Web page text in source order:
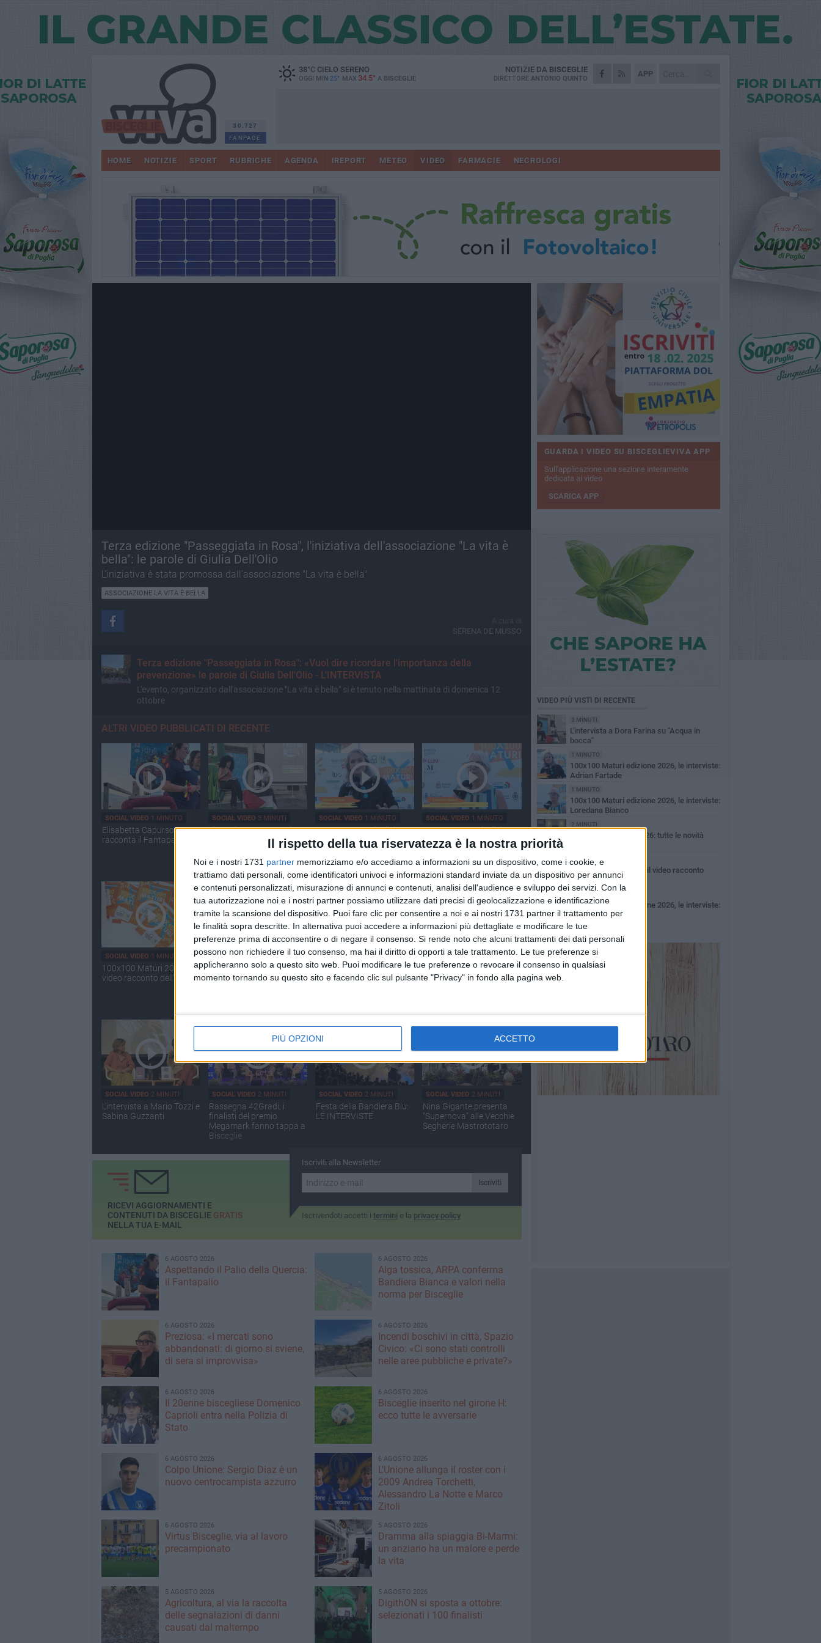
Il rispetto della tua riservatezza è la nostra priorità
Noi e i nostri 1731 partner memorizziamo e/o accediamo a informazioni su un dispositivo, come i cookie, e
trattiamo dati personali, come identificatori univoci e informazioni standard inviate da un dispositivo per annunci
e contenuti personalizzati, misurazione di annunci e contenuti, analisi dell'audience e sviluppo dei servizi. Con la
tua autorizzazione noi e i nostri partner possiamo utilizzare dati precisi di geolocalizzazione e identificazione
tramite la scansione del dispositivo. Puoi fare clic per consentire a noi e ai nostri 1731 partner il trattamento per
le finalità sopra descritte. In alternativa puoi accedere a informazioni più dettagliate e modificare le tue
preferenze prima di acconsentire o di negare il consenso. Si rende noto che alcuni trattamenti dei dati personali
possono non richiedere il tuo consenso, ma hai il diritto di opporti a tale trattamento. Le tue preferenze si
applicheranno solo a questo sito web. Puoi modificare le tue preferenze o revocare il consenso in qualsiasi
momento tornando su questo sito e facendo clic sul pulsante "Privacy" in fondo alla pagina web.
PIÙ OPZIONI ACCETTO
30.727
FANPAGE
38°CCIELO SERENO
OGGI MIN 25° MAX 34.5° A BISCEGLIE
APP
NOTIZIE DA BISCEGLIE
DIRETTORE ANTONIO QUINTO
HOME NOTIZIE SPORT RUBRICHE AGENDA IREPORT METEO VIDEO FARMACIE NECROLOGI
Terza edizione "Passeggiata in Rosa", l'iniziativa dell'associazione "La vita è
bella": le parole di Giulia Dell'Olio
L'iniziativa è stata promossa dall'associazione "La vita è bella"
ASSOCIAZIONE LA VITA È BELLA
SERENA DE MUSSO
Terza edizione "Passeggiata in Rosa": «Vuol dire ricordare l'importanza della
prevenzione» le parole di Giulia Dell'Olio - L'INTERVISTA
L'evento, organizzato dall'associazione "La vita è bella" si è tenuto nella mattinata di domenica 12
ottobre
ALTRI VIDEO PUBBLICATI DI RECENTE
SOCIAL VIDEO 1 MINUTO
Elisabetta Capurso
racconta il Fantapalio
SOCIAL VIDEO 3 MINUTI
L'intervista a Dora Farina
su "Acqua in bocca"
SOCIAL VIDEO 1 MINUTO
100x100 Maturi edizione
2026, le interviste: Adrian
Fartade
SOCIAL VIDEO 1 MINUTO
100x100 Maturi edizione
2026, le interviste:
Loredana Bianco
SOCIAL VIDEO 1 MINUTO
100x100 Maturi 2026: il
video racconto dell'evento
SOCIAL VIDEO49 SECONDI
100x100 Maturi edizione
2026, le interviste:
SOCIAL VIDEO 2 MINUTI
Palio della Quercia 2026:
tutte le novità
SOCIAL VIDEO 2 MINUTI
L'intervista a Stefano
Vicari ed Enrico Galiano
SOCIAL VIDEO 2 MINUTI
L'intervista a Mario Tozzi e
Sabina Guzzanti
SOCIAL VIDEO 2 MINUTI
Rassegna 42Gradi, i
finalisti del premio
Megamark fanno tappa a
Bisceglie
SOCIAL VIDEO 2 MINUTI
Festa della Bandiera Blu:
LE INTERVISTE
SOCIAL VIDEO 2 MINUTI
Nina Gigante presenta
"Supernova" alle Vecchie
Segherie Mastrototaro
Iscriviti alla Newsletter
Iscriviti
Iscrivendoti accetti i termini e la privacy policy
RICEVI AGGIORNAMENTI E
CONTENUTI DA BISCEGLIE GRATIS
NELLA TUA E-MAIL
6 AGOSTO 2026
Aspettando il Palio della Quercia:
il Fantapalio
6 AGOSTO 2026
Alga tossica, ARPA conferma
Bandiera Bianca e valori nella
norma per Bisceglie
6 AGOSTO 2026
Preziosa: «I mercati sono
abbandonati: di giorno si sviene,
di sera si improvvisa»
6 AGOSTO 2026
Incendi boschivi in città, Spazio
Civico: «Ci sono stati controlli
nelle aree pubbliche e private?»
6 AGOSTO 2026
Il 20enne biscegliese Domenico
Caprioli entra nella Polizia di
Stato
6 AGOSTO 2026
Bisceglie inserito nel girone H:
ecco tutte le avversarie
6 AGOSTO 2026
Colpo Unione: Sergio Diaz è un
nuovo centrocampista azzurro
6 AGOSTO 2026
L'Unione allunga il roster con i
2009 Andrea Torchetti,
Alessandro La Notte e Marco
Zitoli
6 AGOSTO 2026
Virtus Bisceglie, via al lavoro
precampionato
5 AGOSTO 2026
Dramma alla spiaggia Bi-Marmi:
un anziano ha un malore e perde
la vita
5 AGOSTO 2026
Agricoltura, al via la raccolta
delle segnalazioni di danni
causati dal maltempo
5 AGOSTO 2026
DigithON si sposta a ottobre:
selezionati i 100 finalisti
GUARDA I VIDEO SU BISCEGLIEVIVA APP
Sull'applicazione una sezione interamente
dedicata ai video
SCARICA APP
VIDEO PIÙ VISTI DI RECENTE
3 MINUTI
L'intervista a Dora Farina su "Acqua in
bocca"
1 MINUTO
100x100 Maturi edizione 2026, le interviste:
Adrian Fartade
1 MINUTO
100x100 Maturi edizione 2026, le interviste:
Loredana Bianco
2 MINUTI
Palio della Quercia 2026: tutte le novità
1 MINUTO
100x100 Maturi 2026: il video racconto
dell'evento
100x100 Maturi edizione 2026, le interviste:
Giuseppe Maldera